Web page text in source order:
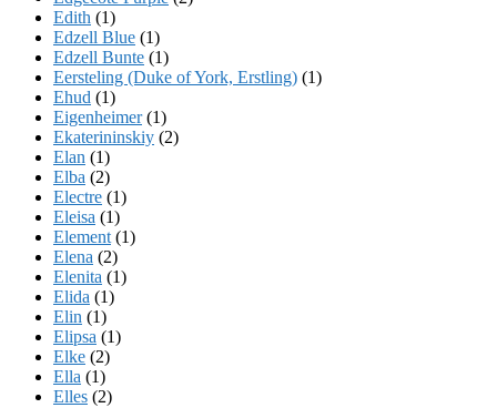
Edith (1)
Edzell Blue (1)
Edzell Bunte (1)
Eersteling (Duke of York, Erstling) (1)
Ehud (1)
Eigenheimer(1)
Ekaterininskiy (2)
Elan (1)
Elba (2)
Electre (1)
Eleisa (1)
Element (1)
Elena (2)
Elenita (1)
Elida (1)
Elin (1)
Elipsa (1)
Elke (2)
Ella (1)
Elles (2)